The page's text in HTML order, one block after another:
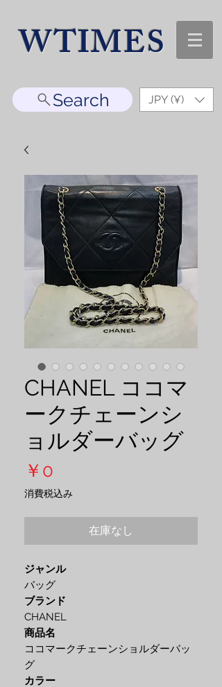
WTIMES
Search JPY (¥)
CHANEL ココマ
ークチェーンシ
ョルダーバッグ
￥0
格
消費税込み
在庫なし
ジャンル
バッグ
ブランド
CHANEL
商品名
ココマークチェーンショルダーバッ
グ
カラー